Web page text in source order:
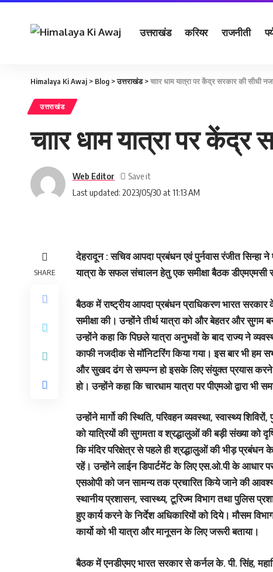
उत्तराखंड करियर राजनीती
Himalaya Ki Awaj > Blog >उत्तराखंड>चाार धाम यात्रा पर केंद्र सरकार की सीधी
उत्तराखंड
चाार धाम यात्रा पर केंद्र
Last updated: 2023/05/30 at 11:13 AM
Web Editor
SHARE
देहरादून : सचिव आपदा प्रबंधन एवं पुर्नवास रंजीत सिन्हा
यात्रा के सफल संचालन हेतु एक समीक्षा बैठक डीएमएमसी
बैठक में राष्ट्रीय आपदा प्रबंधन प्राधिकरण भारत सरकार
समीक्षा की। उन्होंने तीर्थ यात्रा को और बेहतर और सुगम
उन्होंने कहा कि पिछले यात्रा अनुभवों के बाद राज्य ने
काफी नजदीक से मॉनिटरिंग किया गया। इस बार भी
और सुखद ढंग से सम्पन्न हो इसके लिए संयुक्त प्रयास करने
हो। उन्होंने कहा कि चारधाम यात्रा पर पीएमओ द्वारा भी
उन्होंने मार्गो की स्थिति, परिवहन व्यवस्था, स्वास्थ्य
को यात्रियों की सुगमता व श्रद्धालुओं की बड़ी संख्या को
कि मंदिर परिक्षेत्र से पहले ही श्रद्धालुओं की भीड़ प्रबंधन
रहें। उन्होंने लाईन डिपार्टमेंट के लिए एस.ओ.पी के आधार
एसओपी को जन सामन्य तक प्रचारित किये जाने की
स्थानीय प्रशासन, स्वास्थ्य, टूरिज्म विभाग तथा पुलिस
हुए कार्य करने के निर्देश अधिकारियों को दिये। मौसम
कार्यो को भी यात्रा और मानूसन के लिए जरूरी बताया।
बैठक में एनडीएमए भारत सरकार से कर्नल के. पी. सिंह,